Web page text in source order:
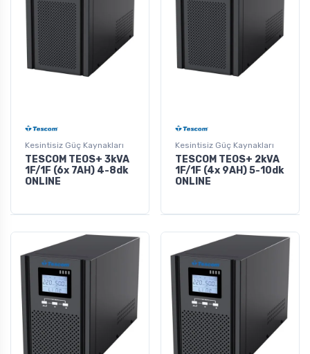
Kesintisiz Güç Kaynakları
TESCOM TEOS+ 3kVA
1F/1F (6x 7AH) 4-8dk
ONLINE
Kesintisiz Güç Kaynakları
TESCOM TEOS+ 2kVA
1F/1F (4x 9AH) 5-10dk
ONLINE